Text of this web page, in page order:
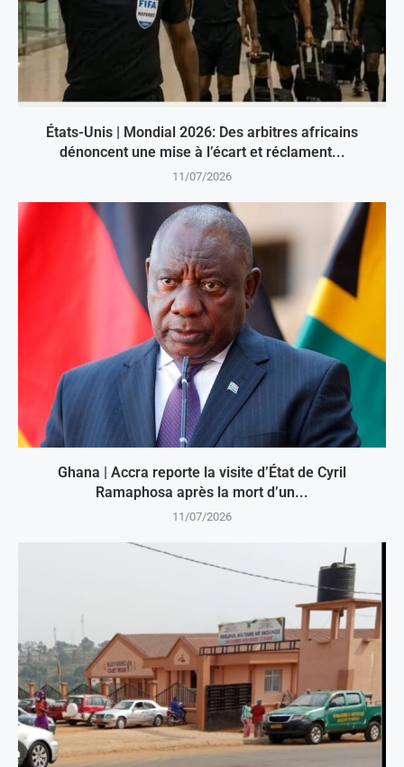
États-Unis | Mondial 2026: Des arbitres africains
dénoncent une mise à l’écart et réclament...
11/07/2026
Ghana | Accra reporte la visite d’État de Cyril
Ramaphosa après la mort d’un...
11/07/2026